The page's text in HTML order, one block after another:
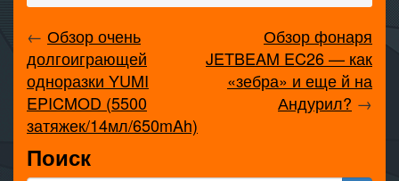
← Обзор очень
долгоиграющей
одноразки YUMI
EPICMOD (5500
затяжек/14мл/650mAh)
Обзор фонаря
JETBEAM EC26 — как
«зебра» и еще й на
Андурил? →
Поиск